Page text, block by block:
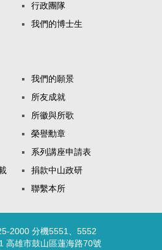
行政團隊
我們的博士生
我們的願景
所友成就
所徽與所歌
榮譽勳章
系列講座申請表
捐款中山政研
聯繫本所
2000 分機5551、5552
高雄市鼓山區蓮海路70號